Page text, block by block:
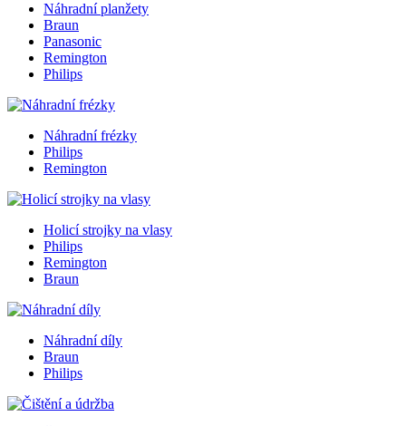
Náhradní planžety
Braun
Panasonic
Remington
Philips
Náhradní frézky
Philips
Remington
Holicí strojky na vlasy
Philips
Remington
Braun
Náhradní díly
Braun
Philips